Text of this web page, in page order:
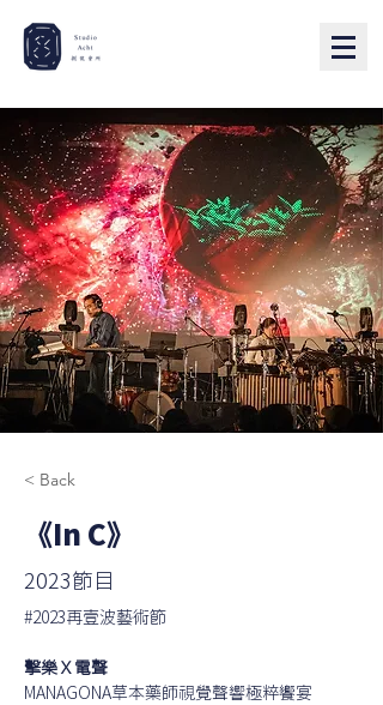
< Back
《In C》
2023節目
#2023再壹波藝術節
擊樂Ｘ電聲
MANAGONA草本藥師視覺聲響極粹饗宴